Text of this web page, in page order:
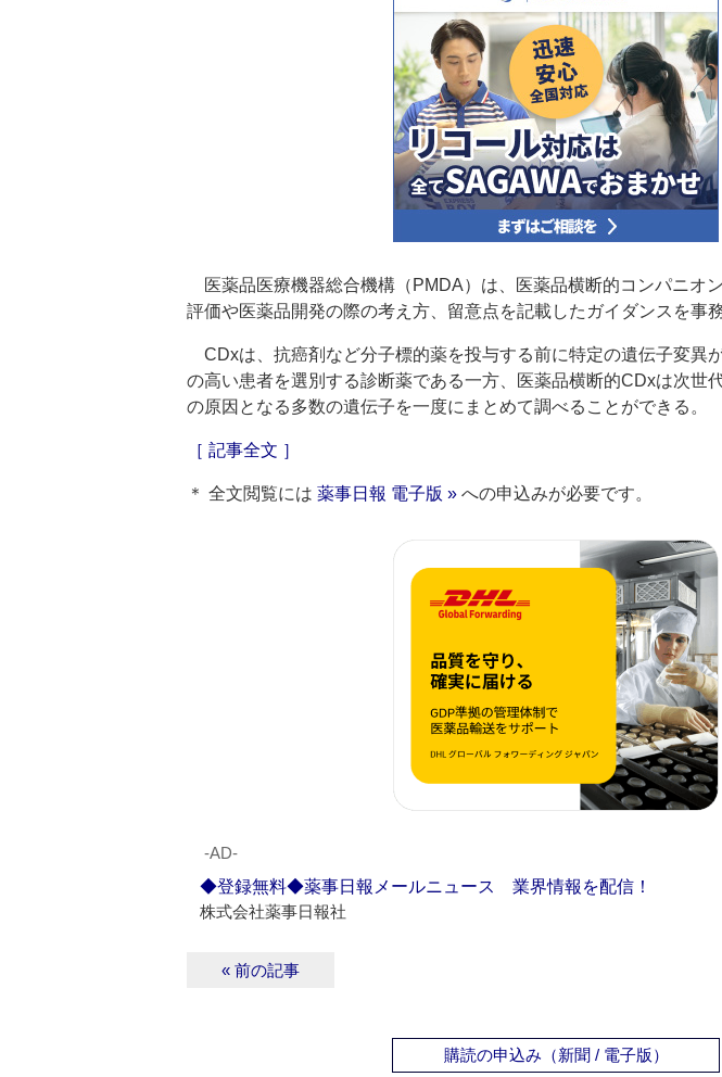
医薬品医療機器総合機構（PMDA）は、医薬品横断的コンパニオ
評価や医薬品開発の際の考え方、留意点を記載したガイダンスを事
CDxは、抗癌剤など分子標的薬を投与する前に特定の遺伝子変異
の高い患者を選別する診断薬である一方、医薬品横断的CDxは次世
の原因となる多数の遺伝子を一度にまとめて調べることができる。
［ 記事全文 ］
＊ 全文閲覧には 薬事日報 電子版 » への申込みが必要です。
‐AD‐
◆登録無料◆薬事日報メールニュース 業界情報を配信！
株式会社薬事日報社
« 前の記事
購読の申込み（新聞 / 電子版）